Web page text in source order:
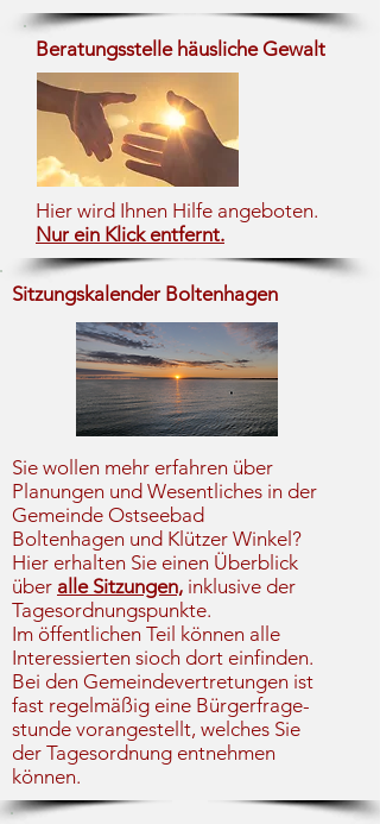
Beratungsstelle häusliche Gewalt
Hier wird Ihnen Hilfe angeboten.
Nur ein Klick entfernt.
Sitzungskalender Boltenhagen
Sie wollen mehr erfahren über
Planungen und Wesentliches in der
Gemeinde Ostseebad
Boltenhagen und Klützer Winkel?
Hier erhalten Sie einen Überblick
über alle Sitzungen, inklusive der
Tagesordnungspunkte.
Im öffentlichen Teil können alle
Interessierten sioch dort einfinden.
Bei den Gemeindevertretungen ist
fast regelmäßig eine Bürgerfrage-
stunde vorangestellt, welches Sie
der Tagesordnung entnehmen
können.